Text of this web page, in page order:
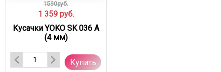
1590руб.
1 359 руб.
Кусачки YOKO SK 036 A
(4 мм)
Купить